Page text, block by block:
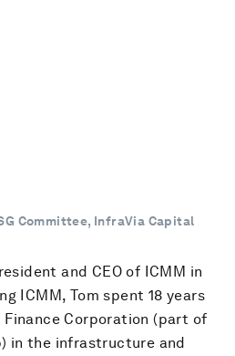
Committee, InfraVia Capital
and CEO of ICMM in
ICMM, Tom spent 18 years
Corporation (part of
in the infrastructure and